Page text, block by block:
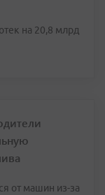
на 20,8 млрд
от машин из-за